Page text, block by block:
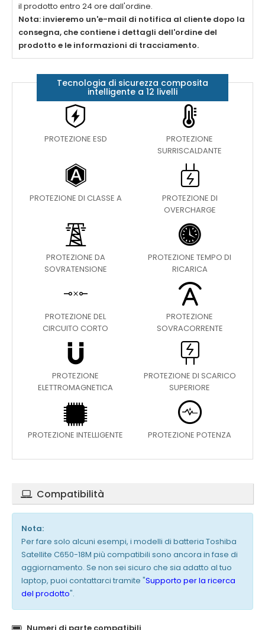
il prodotto entro 24 ore dall'ordine.
Nota: invieremo un'e-mail di notifica al cliente dopo la
consegna, che contiene i dettagli dell'ordine del
prodotto e le informazioni di tracciamento.
Tecnologia di sicurezza composita
intelligente a 12 livelli
PROTEZIONE ESD
PROTEZIONE
SURRISCALDANTE
PROTEZIONE DI CLASSE A
PROTEZIONE DI
OVERCHARGE
PROTEZIONE DA
SOVRATENSIONE
PROTEZIONE TEMPO DI
RICARICA
PROTEZIONE DEL
CIRCUITO CORTO
PROTEZIONE
SOVRACORRENTE
PROTEZIONE
ELETTROMAGNETICA
PROTEZIONE DI SCARICO
SUPERIORE
PROTEZIONE INTELLIGENTE PROTEZIONE POTENZA
Compatibilità
Nota:
Per fare solo alcuni esempi, i modelli di batteria Toshiba
Satellite C650-18M più compatibili sono ancora in fase di
aggiornamento. Se non sei sicuro che sia adatto al tuo
laptop, puoi contattarci tramite "Supporto per la ricerca
del prodotto".